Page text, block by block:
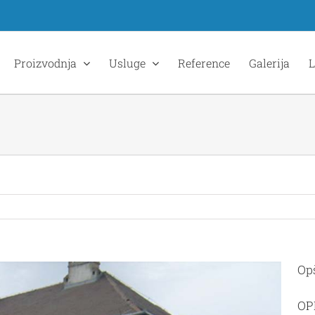
Proizvodnja Usluge Reference Galerija